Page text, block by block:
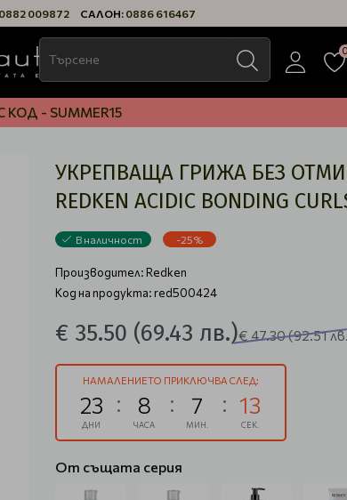
0882 009872 САЛОН: 0886 616467
0
КОД - SUMMER15
УКРЕПВАЩА ГРИЖА БЕЗ
REDKEN ACIDIC BONDING
В наличност -25%
Производител:Redken
Код на продукта: red500424
€ 35.50 (69.43 лв.)€ 47.30(92.51
НАМАЛЕНИЕТО ПРИКЛЮЧВА СЛЕД:
23
ДНИ
8
ЧАСА
7
МИН.
12
СЕК.
От същата серия